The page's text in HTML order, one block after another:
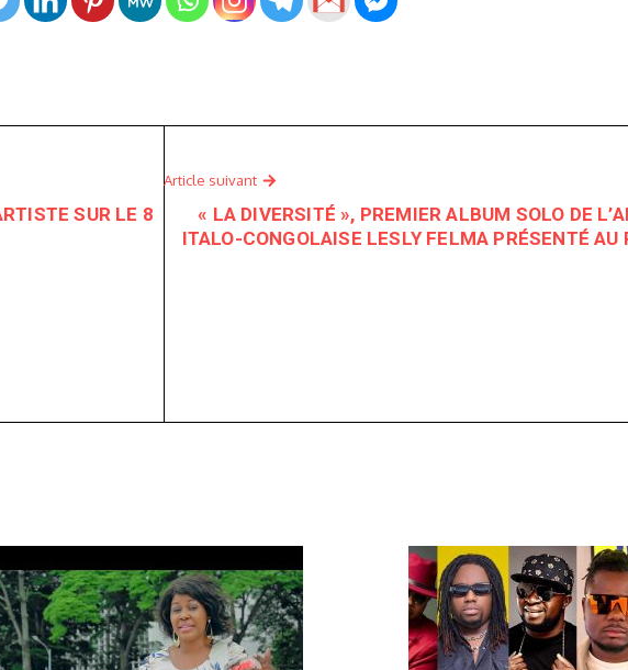
SUR LE 8
Article suivant
« LA DIVERSITÉ », PREMIER ALBUM SOLO DE
ITALO-CONGOLAISE LESLY FELMA PRÉSENTÉ AU